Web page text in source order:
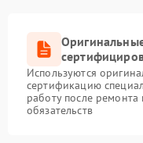
Используются
сертификацию
работу после
обязательств